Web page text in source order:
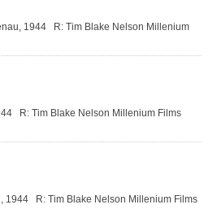
1944 R: Tim Blake Nelson Millenium
R: Tim Blake Nelson Millenium Films
R: Tim Blake Nelson Millenium Films